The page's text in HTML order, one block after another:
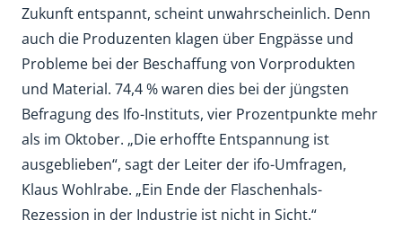
Zukunft entspannt, scheint unwahrscheinlich. Denn
auch die Produzenten klagen über Engpässe und
Probleme bei der Beschaffung von Vorprodukten
und Material. 74,4 % waren dies bei der jüngsten
Befragung des Ifo-Instituts, vier Prozentpunkte mehr
als im Oktober. „Die erhoffte Entspannung ist
ausgeblieben“, sagt der Leiter der ifo-Umfragen,
Klaus Wohlrabe. „Ein Ende der Flaschenhals-
Rezession in der Industrie ist nicht in Sicht.“